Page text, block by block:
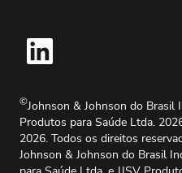
Solicitações de
Guia de Instruções de Uso
©Johnson & Johnson do Brasil
Produtos para Saúde Ltda.
2026. Todos os direitos
Johnson & Johnson do Brasil